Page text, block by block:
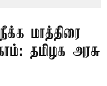
நீக்க மாத்திரை
தமிழக அரசு